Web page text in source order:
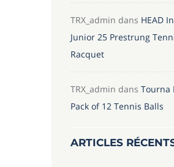
TRX_admin dans HEAD
Junior 25 Prestrung
Racquet
TRX_admin dans Tourna
Pack of 12 Tennis Balls
ARTICLES